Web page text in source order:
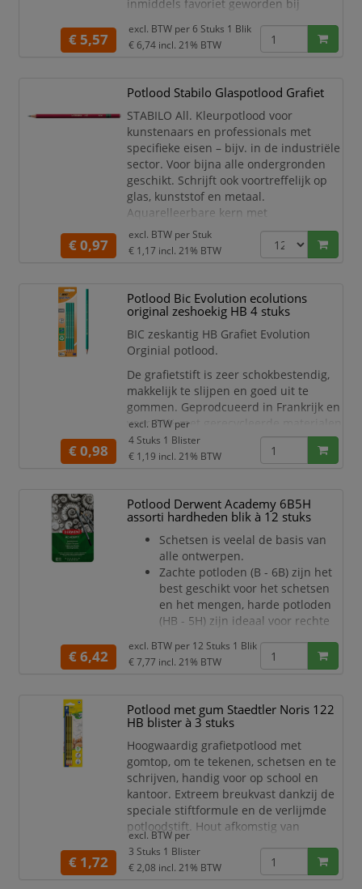
inmiddels favoriet geworden bij
volledig verlijmd met de houten
omranding en is daarom bijzonder
verkrijgbaar in 16 verschillende
hardheden, waardoor het het ideale
potlood is voor alle technische en ar
€ 5,57
excl. BTW per6 Stuks 1 Blik
€ 6,74 incl. 21% BTW
Potlood Stabilo Glaspotlood Grafiet
STABILO All. Kleurpotlood voor
kunstenaars en professionals met
specifieke eisen – bijv. in de industriële
sector. Voor bijna alle ondergronden
geschikt. Schrijft ook voortreffelijk op
glas, kunststof en metaal.
Aquarelleerbare kern met
hoogwaardige pigmenten. Dit betekent
dat het geen specifieke hardheid kent.
De potloden worden geslepen
Vorm: zeshoekig.
Kern diameter: 3.3mm.
€ 0,97
excl. BTW per Stuk
€ 1,17 incl. 21% BTW
Potlood Bic Evolution ecolutions
original zeshoekig HB 4 stuks
BIC zeskantig HB Grafiet Evolution
Orginial potlood.
De grafietstift is zeer schokbestendig,
makkelijk te slijpen en goed uit te
gommen. Geprodcueerd in Frankrijk en
voor 78% met gerecycleerde materialen
gemaakt en gecertificeerd door het
Franse 'NF Environment'-ecolabel,
Specificaties:
Met Gumtop: Neen
Milieukeurmerk: NF-
environnement
Milieuverklaring: Deel
€ 0,98
excl. BTW per
4 Stuks 1 Blister
€ 1,19 incl. 21% BTW
Potlood Derwent Academy 6B5H
assorti hardheden blik à 12 stuks
Schetsen is veelal de basis van
alle ontwerpen.
Zachte potloden (B - 6B) zijn het
best geschikt voor het schetsen
en het mengen, harde potloden
(HB - 5H) zijn ideaal voor rechte
Derwent Academy
schetspotloden biedt u een
soorten schetspotloden, van een
zachte 6B variant tot een harde
tekenen kunt tackelen.
Inhoud blik: 6B, 5B, 4B, 3B, 2B, B,
HB, H, 2H, 3
€ 6,42
excl. BTW per 12 Stuks 1 Blik
€ 7,77 incl. 21% BTW
Potlood met gum Staedtler Noris 122
HB blister à 3 stuks
Hoogwaardig grafietpotlood met
gomtop, om te tekenen, schetsen en te
schrijven, handig voor op school en
kantoor. Extreem breukvast dankzij de
speciale stiftformule en de verlijmde
potloodstift. Hout afkomstig van
gecertificeerde, verantwoordelijk
beheerde bossen.
PVC- en latexvrije gom.
€ 1,72
excl. BTW per
3 Stuks 1 Blister
€ 2,08 incl. 21% BTW